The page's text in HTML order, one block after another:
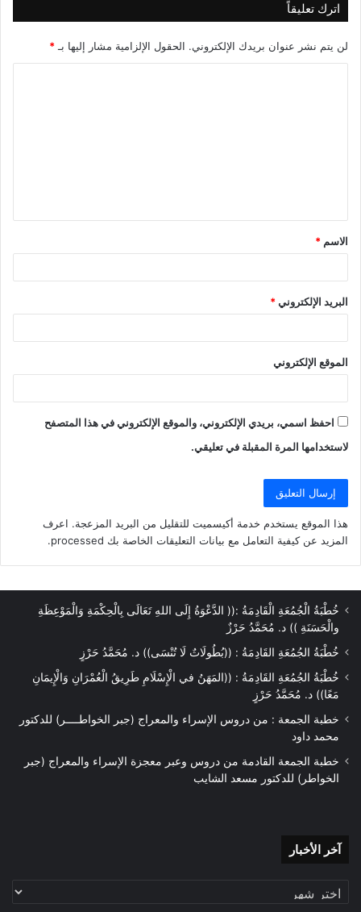
اترك تعليقاً
لن يتم نشر عنوان بريدك الإلكتروني. الحقول الإلزامية مشار إليها بـ*
ق
*
الاسم *
البريد الإلكتروني*
الموقع الإلكتروني
احفظ اسمي، بريدي الإلكتروني، والموقع الإلكتروني في هذا المتصفح
لاستخدامها المرة المقبلة في تعليقي.
هذا الموقع يستخدم خدمة أكيسميت للتقليل من البريد المزعجة. اعرف
المزيد عن كيفية التعامل مع بيانات التعليقات الخاصة بك processed
.
خُطْبَةُ الْجُمُعَةِ الْقَادِمَةُ :(( الدَّعْوَةُ إِلَى اللهِ تَعَالَى بِالْحِكْمَةِ وَالْمَوْعِظَةِ
والْحَسَنَةِ )) د. مُحَمَّدُ حَرْزٌ
خُطْبَةُ الجُمُعَةِ القَادِمَةُ : ((بُطُولَاتٌ لَا تُنْسَى)) د. مُحَمَّدُ حَرْزٍ
خُطْبَةُ الجُمُعَةِ القَادِمَةُ : ((المَهَنُ في الْإِسْلَامِ طَرِيقُ الْعُمْرَانِ وَالْإِيمَانِ
مَعًا)) د. مُحَمَّدُ حَرْزٍ
خطبة الجمعة : من دروس الإسراء والمعراج (جبر الخواطــــر) للدكتور
محمد داود
خطبة الجمعة القادمة من دروس وعبر معجزة الإسراء والمعراج (جبر
الخواطر) للدكتور مسعد الشايب
آخر الأخبار